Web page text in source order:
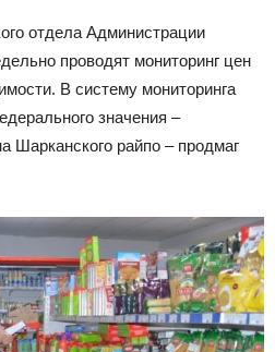
отдела Администрации
проводят мониторинг цен
В систему мониторинга
значения –
Шарканского райпо – продмаг